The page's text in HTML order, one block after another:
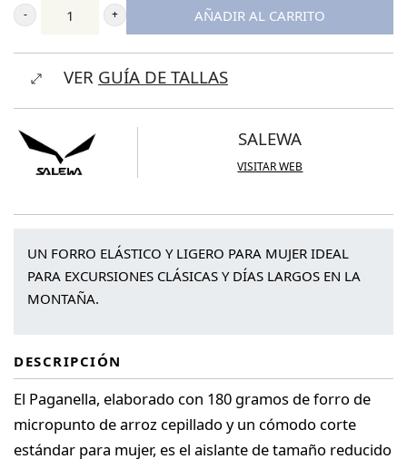
Salewa
Paganella
Women's
Jacket
cantidad
AÑADIR AL CARRITO
VER GUÍA DE TALLAS
SALEWA
VISITAR WEB
UN FORRO ELÁSTICO Y LIGERO PARA MUJER IDEAL
PARA EXCURSIONES CLÁSICAS Y DÍAS LARGOS EN LA
MONTAÑA.
DESCRIPCIÓN
El Paganella, elaborado con 180 gramos de forro de
micropunto de arroz cepillado y un cómodo corte
estándar para mujer, es el aislante de tamaño reducido